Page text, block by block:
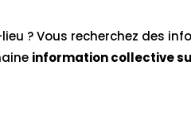
? Vous recherchez des
information collective